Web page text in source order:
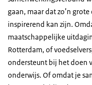
gaan, maar dat zo’n
inspirerend kan zijn.
maatschappelijke
Rotterdam, of
ondersteunt bij het doen
onderwijs. Of omdat je